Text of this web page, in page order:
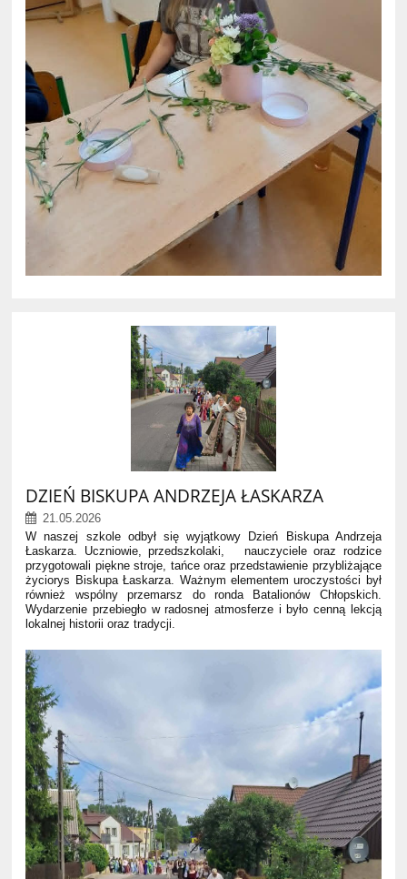
DZIEŃ BISKUPA ANDRZEJA ŁASKARZA
21.05.2026
W naszej szkole odbył się wyjątkowy Dzień Biskupa Andrzeja
Łaskarza. Uczniowie, przedszkolaki, nauczyciele oraz rodzice
przygotowali piękne stroje, tańce oraz przedstawienie przybliżające
życiorys Biskupa Łaskarza. Ważnym elementem uroczystości był
również wspólny przemarsz do ronda Batalionów Chłopskich.
Wydarzenie przebiegło w radosnej atmosferze i było cenną lekcją
lokalnej historii oraz tradycji.